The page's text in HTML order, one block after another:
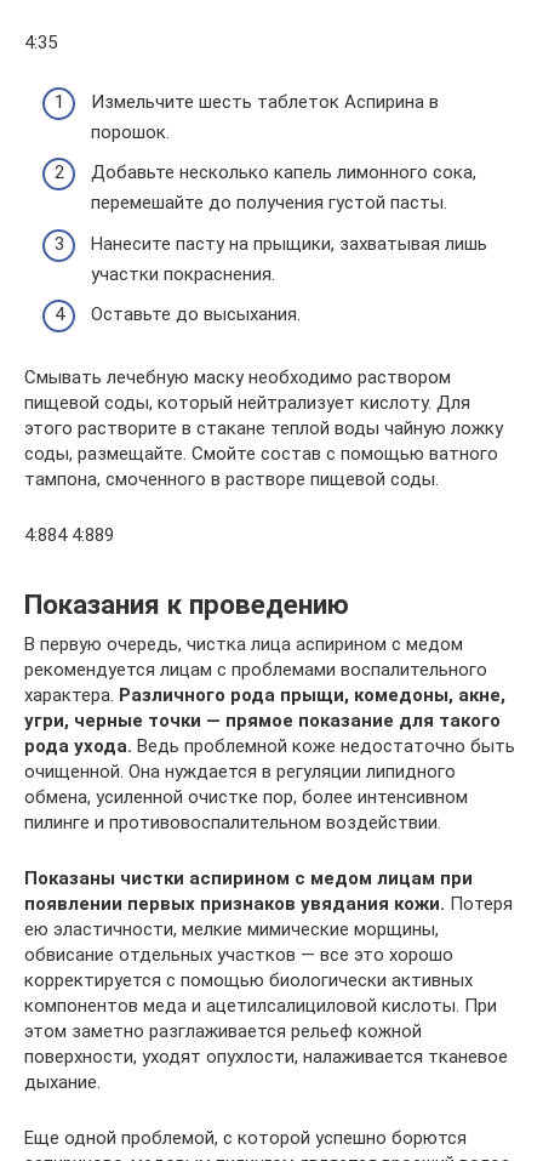
4:35
Измельчите шесть таблеток Аспирина в
порошок.
Добавьте несколько капель лимонного сока,
перемешайте до получения густой пасты.
Нанесите пасту на прыщики, захватывая лишь
участки покраснения.
Оставьте до высыхания.
Смывать лечебную маску необходимо раствором
пищевой соды, который нейтрализует кислоту. Для
этого растворите в стакане теплой воды чайную ложку
соды, размещайте. Смойте состав с помощью ватного
тампона, смоченного в растворе пищевой соды.
4:884 4:889
Показания к проведению
В первую очередь, чистка лица аспирином с медом
рекомендуется лицам с проблемами воспалительного
характера. Различного рода прыщи, комедоны, акне,
угри, черные точки — прямое показание для такого
рода ухода. Ведь проблемной коже недостаточно быть
очищенной. Она нуждается в регуляции липидного
обмена, усиленной очистке пор, более интенсивном
пилинге и противовоспалительном воздействии.
Показаны чистки аспирином с медом лицам при
появлении первых признаков увядания кожи. Потеря
ею эластичности, мелкие мимические морщины,
обвисание отдельных участков — все это хорошо
корректируется с помощью биологически активных
компонентов меда и ацетилсалициловой кислоты. При
этом заметно разглаживается рельеф кожной
поверхности, уходят опухлости, налаживается тканевое
дыхание.
Еще одной проблемой, с которой успешно борются